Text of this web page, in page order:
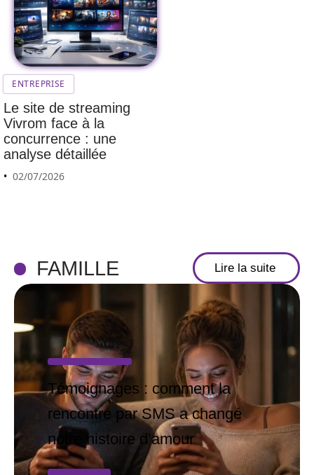
ENTREPRISE
Le site de streaming
Vivrom face à la
concurrence : une
analyse détaillée
02/07/2026
FAMILLE Lire la suite
Témoignages : comment la
rencontre par SMS a changé
notre histoire d’amour